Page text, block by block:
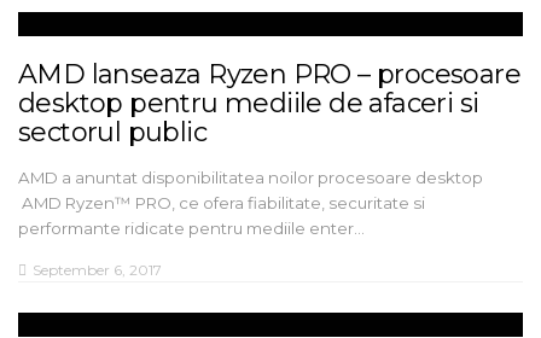
AMD lanseaza Ryzen PRO – procesoare
desktop pentru mediile de afaceri si
sectorul public
AMD a anuntat disponibilitatea noilor procesoare desktop
AMD Ryzen™ PRO, ce ofera fiabilitate, securitate si
performante ridicate pentru mediile enter…
September 6, 2017